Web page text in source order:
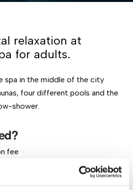
relaxation at
for adults.
spa in the middle of the city
four different pools and the
shower.
fee